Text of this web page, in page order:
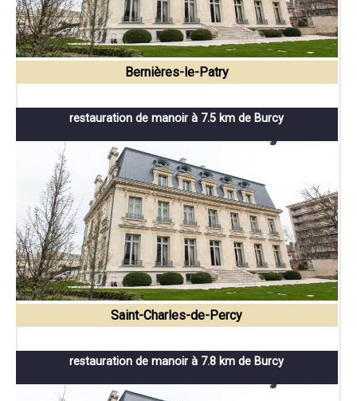
Bernières-le-Patry
restauration de manoir à 7.5 km de Burcy
Saint-Charles-de-Percy
restauration de manoir à 7.8 km de Burcy